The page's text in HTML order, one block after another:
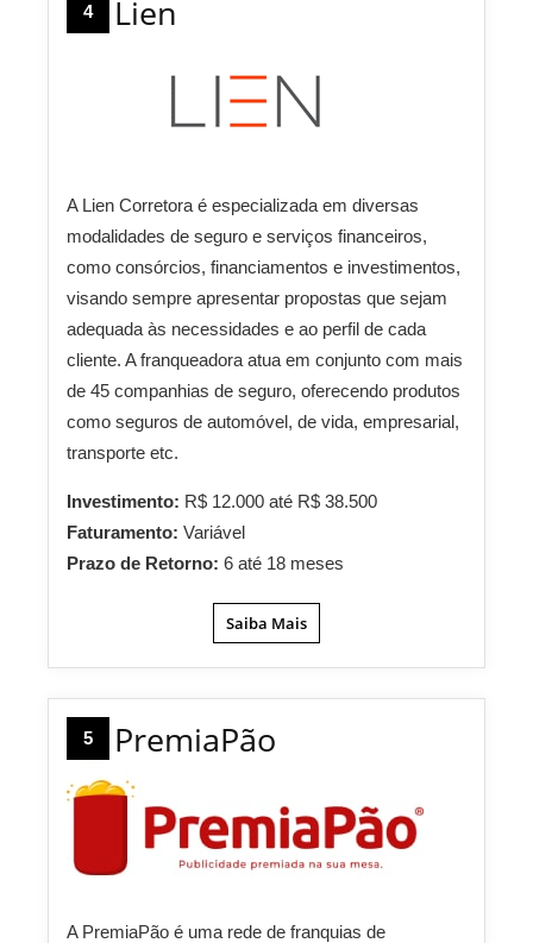
4 Lien
A Lien Corretora é especializada em diversas
modalidades de seguro e serviços financeiros,
como consórcios, financiamentos e investimentos,
visando sempre apresentar propostas que sejam
adequada às necessidades e ao perfil de cada
cliente. A franqueadora atua em conjunto com mais
de 45 companhias de seguro, oferecendo produtos
como seguros de automóvel, de vida, empresarial,
transporte etc.
Investimento: R$ 12.000 até R$ 38.500
Faturamento: Variável
Prazo de Retorno: 6 até 18 meses
Saiba Mais
5 PremiaPão
A PremiaPão é uma rede de franquias de